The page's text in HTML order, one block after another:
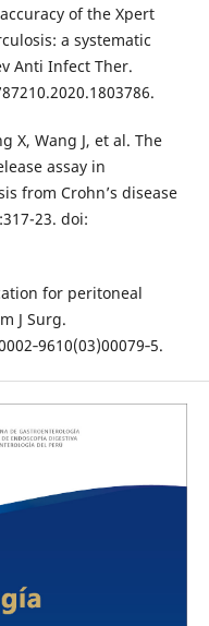
of the Xpert
a systematic
Anti Infect Ther.
X, Wang J, et al. The
assay in
from Crohn’s disease
23. doi:
for peritoneal
J Surg.